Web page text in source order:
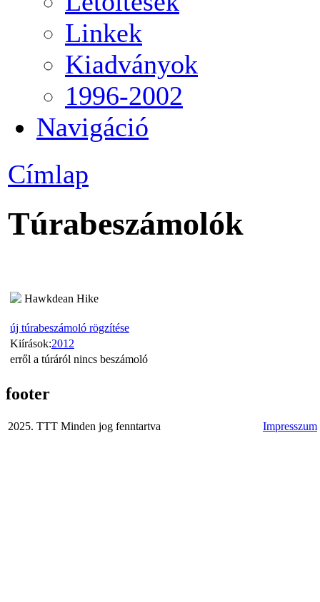
Linkek
Kiadványok
1996-2002
Navigáció
Címlap
Túrabeszámolók
Hawkdean Hike
új túrabeszámoló rögzítése
Kiírások:2012
erről a túráról nincs beszámoló
footer
2025. TTT Minden jog fenntartva Impresszum